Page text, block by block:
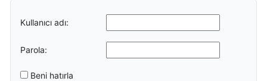
Kullanıcı adı:
Parola:
Beni hatırla